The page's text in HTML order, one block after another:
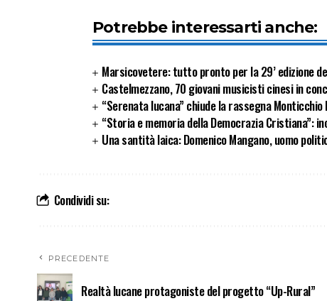
Potrebbe interessarti anche:
Marsicovetere: tutto pronto per la 29’ edizione
Castelmezzano, 70 giovani musicisti cinesi in
“Serenata lucana” chiude la rassegna Monticchio
“Storia e memoria della Democrazia Cristiana”:
Una santità laica: Domenico Mangano, uomo
Condividi su:
PRECEDENTE
Realtà lucane protagoniste del progetto “Up-Rural”